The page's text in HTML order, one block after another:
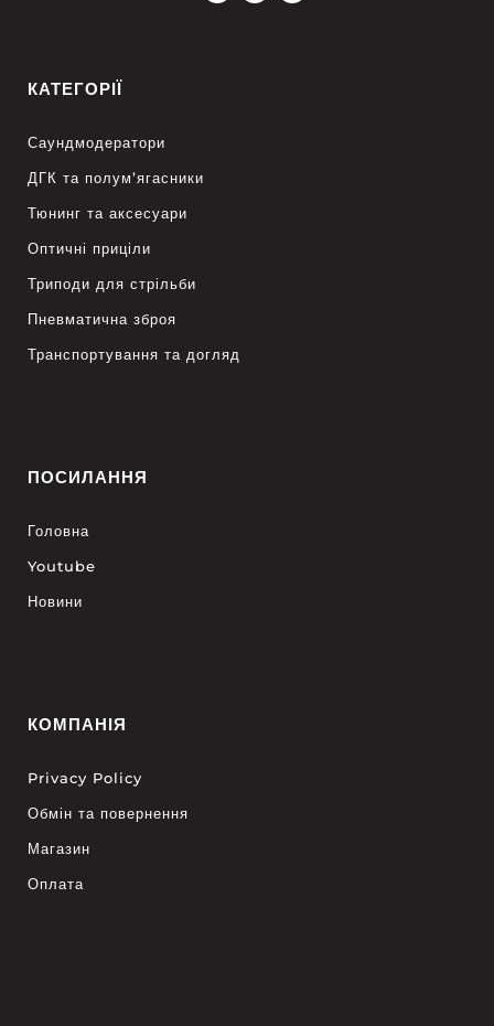
КАТЕГОРІЇ
Саундмодератори
ДГК та полум’ягасники
Тюнинг та аксесуари
Оптичні приціли
Триподи для стрільби
Пневматична зброя
Транспортування та догляд
ПОСИЛАННЯ
Головна
Youtube
Новини
КОМПАНІЯ
Privacy Policy
Обмін та повернення
Магазин
Оплата